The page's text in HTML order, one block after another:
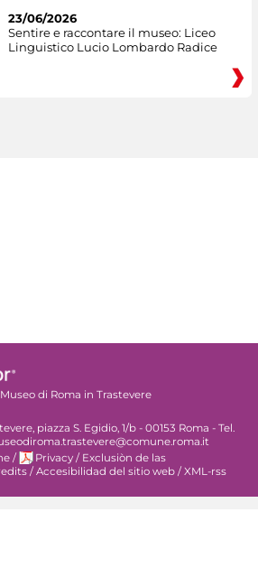
23/06/2026
Sentire e raccontare il museo: Liceo
Linguistico Lucio Lombardo Radice
Museo di Roma in Trastevere
piazza S. Egidio, 1/b - 00153 Roma - Tel.
/ Privacy / Exclusiòn de las
/ Accesibilidad del sitio web / XML-rss